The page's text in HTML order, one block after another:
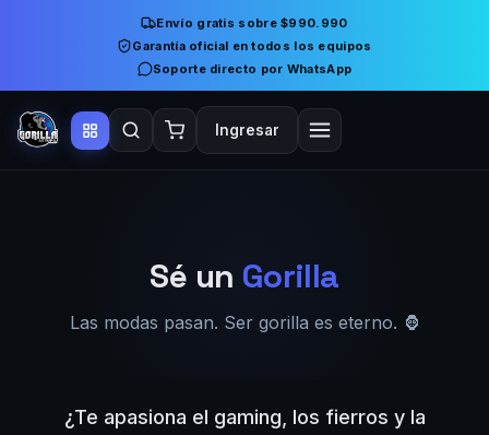
Envío gratis sobre $990.990
Garantía oficial en todos los equipos
Soporte directo por WhatsApp
Ingresar
Sé un Gorilla
Las modas pasan. Ser gorilla es eterno. 🦍
¿Te apasiona el gaming, los fierros y la